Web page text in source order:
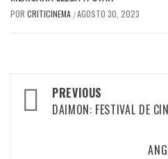
POR CRITICINEMA /AGOSTO 30, 2023
Post
navigation
PREVIOUS
DAIMON: FESTIVAL DE